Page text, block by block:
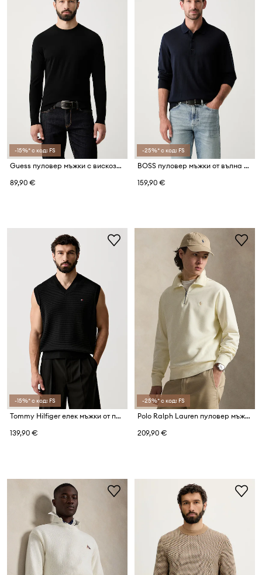
-15%* с код: FS
Guess пуловер мъжки с вискоза KADIR
89,90 €
-25%* с код: FS
BOSS пуловер мъжки от вълна H-Lancione
159,90 €
-15%* с код: FS
Tommy Hilfiger елек мъжки от памук
139,90 €
-25%* с код: FS
Polo Ralph Lauren пуловер мъжки от памук
209,90 €